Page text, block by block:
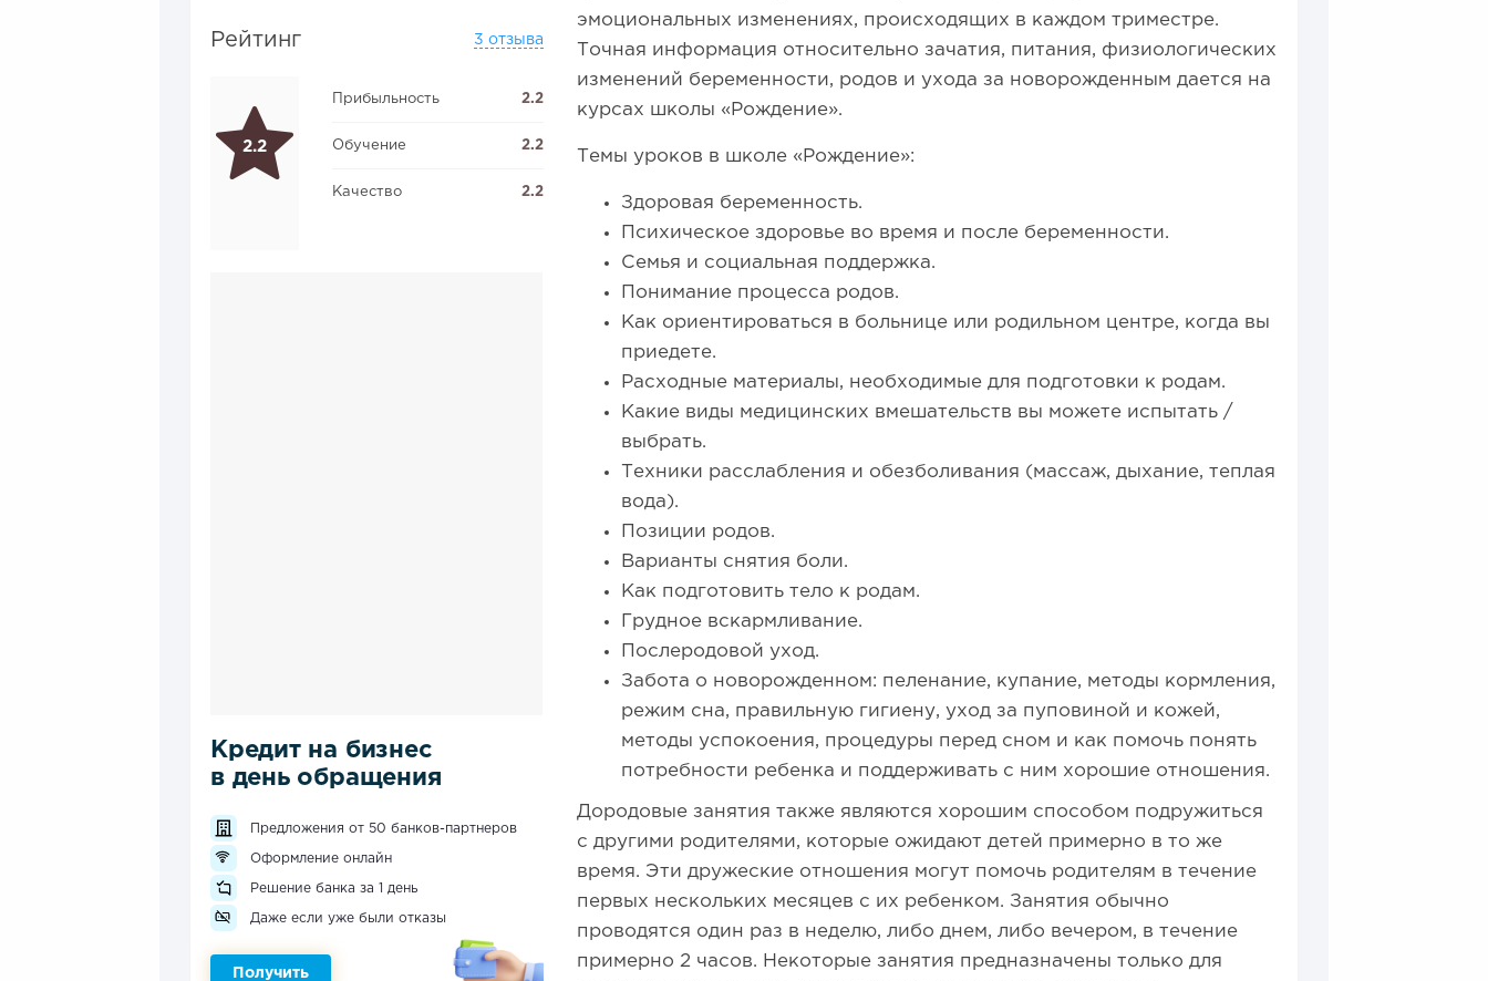
Рейтинг 3 отзыва
2.2
Прибыльность 2.2
Обучение 2.2
Качество 2.2
Кредит на бизнес
в день обращения
Предложения от 50 банков-партнеров
Оформление онлайн
Решение банка за 1 день
Даже если уже были отказы
Получить
эмоциональных изменениях, происходящих в каждом триместре.
Точная информация относительно зачатия, питания, физиологических
изменений беременности, родов и ухода за новорожденным дается на
курсах школы «Рождение».
Темы уроков в школе «Рождение»:
Здоровая беременность.
Психическое здоровье во время и после беременности.
Семья и социальная поддержка.
Понимание процесса родов.
Как ориентироваться в больнице или родильном центре, когда вы
приедете.
Расходные материалы, необходимые для подготовки к родам.
Какие виды медицинских вмешательств вы можете испытать /
выбрать.
Техники расслабления и обезболивания (массаж, дыхание, теплая
вода).
Позиции родов.
Варианты снятия боли.
Как подготовить тело к родам.
Грудное вскармливание.
Послеродовой уход.
Забота о новорожденном: пеленание, купание, методы кормления,
режим сна, правильную гигиену, уход за пуповиной и кожей,
методы успокоения, процедуры перед сном и как помочь понять
потребности ребенка и поддерживать с ним хорошие отношения.
Дородовые занятия также являются хорошим способом подружиться
с другими родителями, которые ожидают детей примерно в то же
время. Эти дружеские отношения могут помочь родителям в течение
первых нескольких месяцев с их ребенком. Занятия обычно
проводятся один раз в неделю, либо днем, либо вечером, в течение
примерно 2 часов. Некоторые занятия предназначены только для